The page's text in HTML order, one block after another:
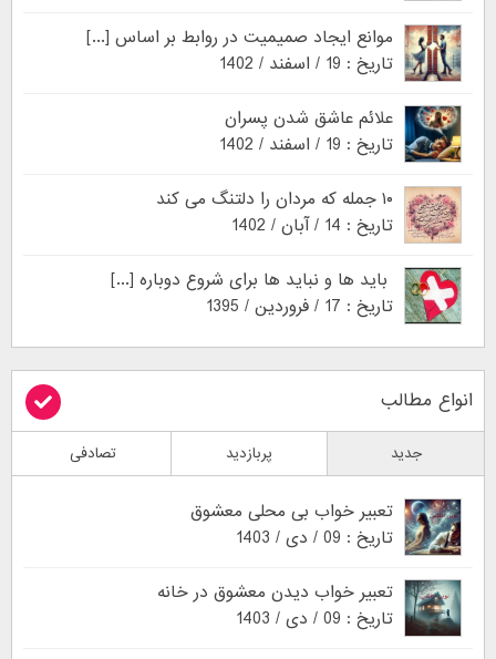
موانع ایجاد صمیمیت در روابط بر اساس [...]
تاریخ : 19 / اسفند / 1402
علائم عاشق شدن پسران
تاریخ : 19 / اسفند / 1402
۱۰ جمله که مردان را دلتنگ می کند
تاریخ : 14 / آبان / 1402
باید ها و نباید ها برای شروع دوباره [...]
تاریخ : 17 / فروردین / 1395
انواع مطالب
جدید پربازدید تصادفی
تعبیر خواب بی محلی معشوق
تاریخ : 09 / دی / 1403
تعبیر خواب دیدن معشوق در خانه
تاریخ : 09 / دی / 1403